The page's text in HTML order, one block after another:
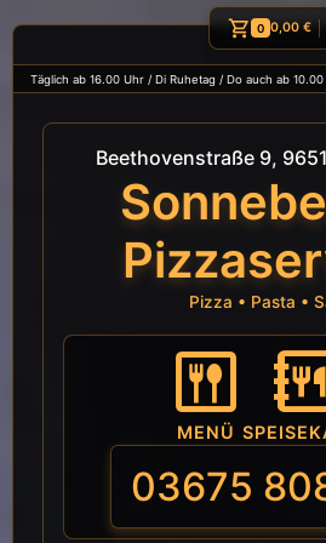
Täglich ab 16.00 Uhr / Di Ruhetag / Do auch ab
Beethovenstraße 9,
Pizza • Pasta •
dining
MENÜ
03675
shopping_cart 0 0,00 €